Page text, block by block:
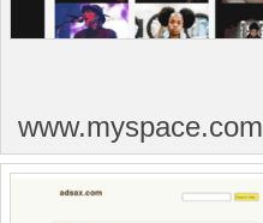
www.myspace.com